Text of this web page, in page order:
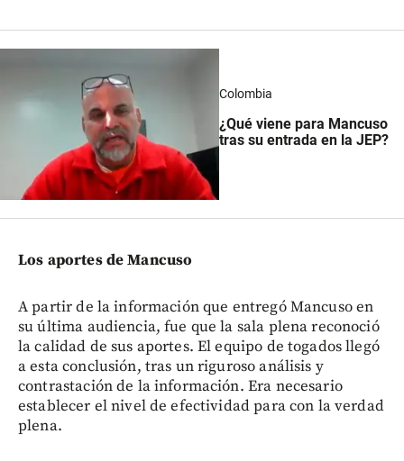
Colombia
¿Qué viene para Mancuso
tras su entrada en la JEP?
Los aportes de Mancuso
A partir de la información que entregó Mancuso en
su última audiencia, fue que la sala plena reconoció
la calidad de sus aportes. El equipo de togados llegó
a esta conclusión, tras un riguroso análisis y
contrastación de la información. Era necesario
establecer el nivel de efectividad para con la verdad
plena.